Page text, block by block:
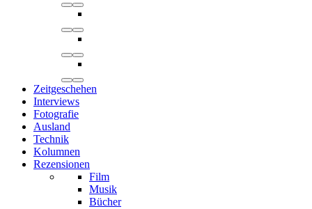
Zeitgeschehen
Interviews
Fotografie
Ausland
Technik
Kolumnen
Rezensionen
Film
Musik
Bücher